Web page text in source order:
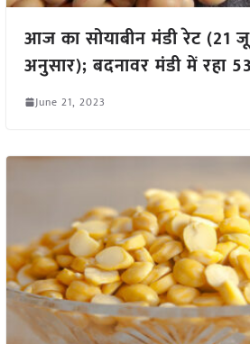
आज का सोयाबीन मंडी रेट (21
अनुसार); बदनावर मंडी में रहा
June 21, 2023